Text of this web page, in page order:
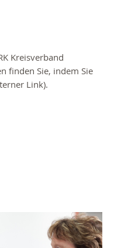
Kreisverband
finden Sie, indem Sie
Link).